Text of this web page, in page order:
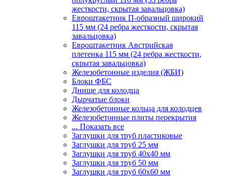
жесткости, скрытая завальцовка)
Евроштакетник П-образный широкий
115 мм (24 ребра жесткости, скрытая
завальцовка)
Евроштакетник Австрийская
плетенка 115 мм (24 ребра жесткости,
скрытая завальцовка)
Железобетонные изделия (ЖБИ)
Блоки ФБС
Днище для колодца
Дырчатые блоки
Железобетонные кольца для колодцев
Железобетонные плиты перекрытия
... Показать все
Заглушки для труб пластиковые
Заглушки для труб 25 мм
Заглушки для труб 40х40 мм
Заглушки для труб 50 мм
Заглушки для труб 60х60 мм